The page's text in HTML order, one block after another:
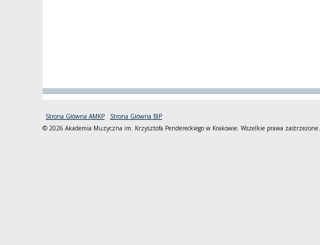
Strona Główna AMKP
Strona Główna BIP
© 2026 Akademia Muzyczna im. Krzysztofa Pendereckiego w Krakowie. Wszelkie prawa zastrzeżone.